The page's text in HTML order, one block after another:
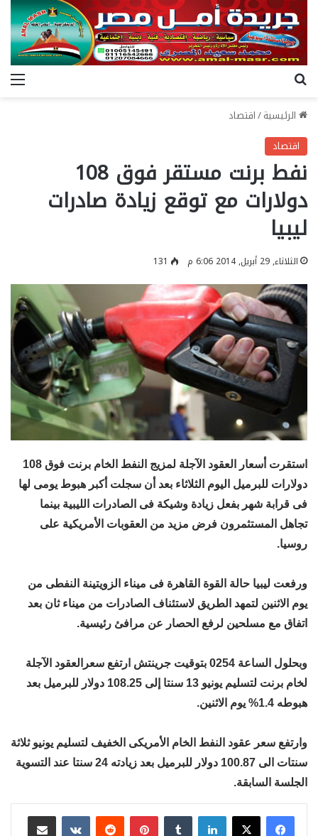
الرئيسية/اقتصاد
اقتصاد
نفط برنت مستقر فوق 108
دولارات مع توقع زيادة صادرات
ليبيا
الثلاثاء, 29 أبريل, 2014 6:06 م 131
استقرت أسعار العقود الآجلة لمزيج النفط الخام برنت فوق 108
دولارات للبرميل اليوم الثلاثاء بعد أن سجلت أكبر هبوط يومى لها
فى قرابة شهر بفعل زيادة وشيكة فى الصادرات الليبية بينما
تجاهل المستثمرون فرض مزيد من العقوبات الأمريكية على
روسيا.
ورفعت ليبيا حالة القوة القاهرة فى ميناء الزويتينة النفطى من
يوم الاثنين لتمهد الطريق لاستئناف الصادرات من ميناء ثان بعد
اتفاق مع مسلحين لرفع الحصار عن مرافئ رئيسية.
وبحلول الساعة 0254 بتوقيت جرينتش ارتفع سعرالعقود الآجلة
لخام برنت لتسليم يونيو 13 سنتا إلى 108.25 دولار للبرميل بعد
هبوطه 1.4% يوم الاثنين.
وارتفع سعر عقود النفط الخام الأمريكى الخفيف لتسليم يونيو ثلاثة
سنتات الى 100.87 دولار للبرميل بعد زيادته 24 سنتا عند التسوية
الجلسة السابقة.
لينكدإن بينتيريست
مشاركة عبر البريد